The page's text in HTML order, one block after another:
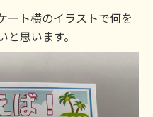
ート横のイラストで何を
思います。